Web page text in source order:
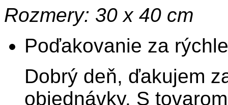
Rozmery: 30 x 40 cm
Poďakovanie za
Dobrý deň, ďakujem
objednávky. S